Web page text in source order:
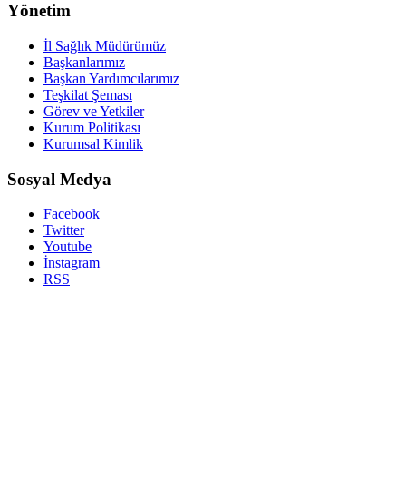
Yönetim
İl Sağlık Müdürümüz
Başkanlarımız
Başkan Yardımcılarımız
Teşkilat Şeması
Görev ve Yetkiler
Kurum Politikası
Kurumsal Kimlik
Sosyal Medya
Facebook
Twitter
Youtube
İnstagram
RSS